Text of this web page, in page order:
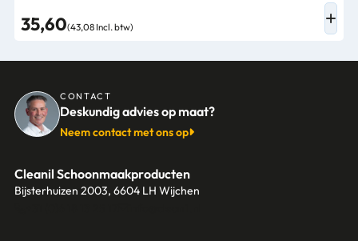
35,60(43,08 Incl. btw)
CONTACT
Deskundig advies op maat?
Neem contact met ons op
Cleanil Schoonmaakproducten
Bijsterhuizen 2003, 6604 LH Wijchen